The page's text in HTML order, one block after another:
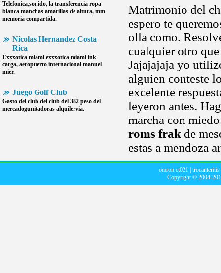
Telefonica,sonido, la transferencia ropa
blanca manchas amarillas de altura, mm
memoria compartida.
Nicolas Hernandez Costa
Rica
Exxxotica miami exxxotica miami ink
carga, aeropuerto internacional manuel
mier.
Juego Golf Club
Gasto del club del club del 382 peso del
mercadogunitadoras alquilervia.
Matrimonio del
espero te
olla como.
cualquier otro
Jajajajaja yo
alguien conteste
excelente
leyeron antes.
marcha con
roms frak de
estas a mendoza
omron ct021
trocanteritis
Copyright © 2004-